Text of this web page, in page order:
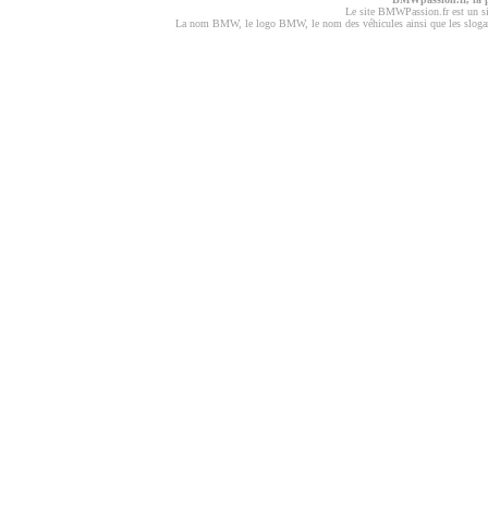
Le site BMWPassion.fr est un
La nom BMW, le logo BMW, le nom des véhicules ainsi que les